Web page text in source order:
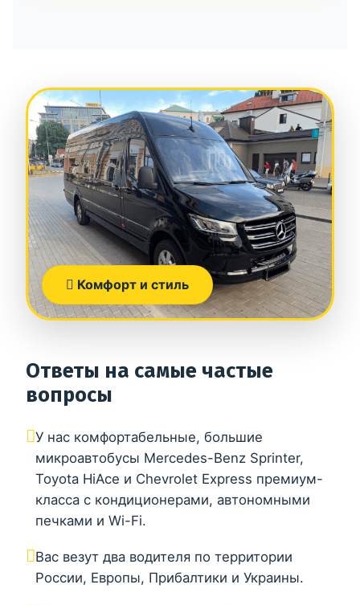
Комфорт и стиль
Ответы на самые частые
вопросы
У нас комфортабельные, большие
микроавтобусы Mercedes-Benz Sprinter,
Toyota HiAce и Chevrolet Express премиум-
класса с кондиционерами, автономными
печками и Wi-Fi.
Вас везут два водителя по территории
России, Европы, Прибалтики и Украины.